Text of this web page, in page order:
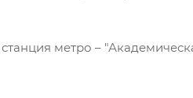
метро –